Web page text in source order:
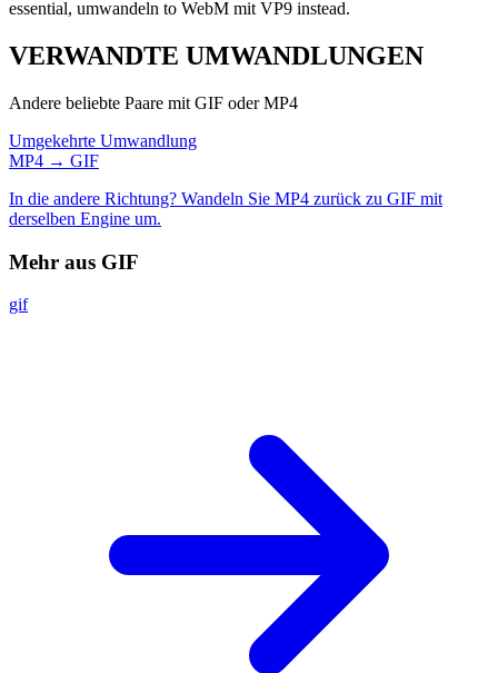
essential, umwandeln to WebM mit VP9 instead.
VERWANDTE UMWANDLUNGEN
Andere beliebte Paare mit GIF oder MP4
Umgekehrte Umwandlung
MP4 → GIF
In die andere Richtung? Wandeln Sie MP4 zurück zu GIF mit
derselben Engine um.
Mehr aus GIF
gif